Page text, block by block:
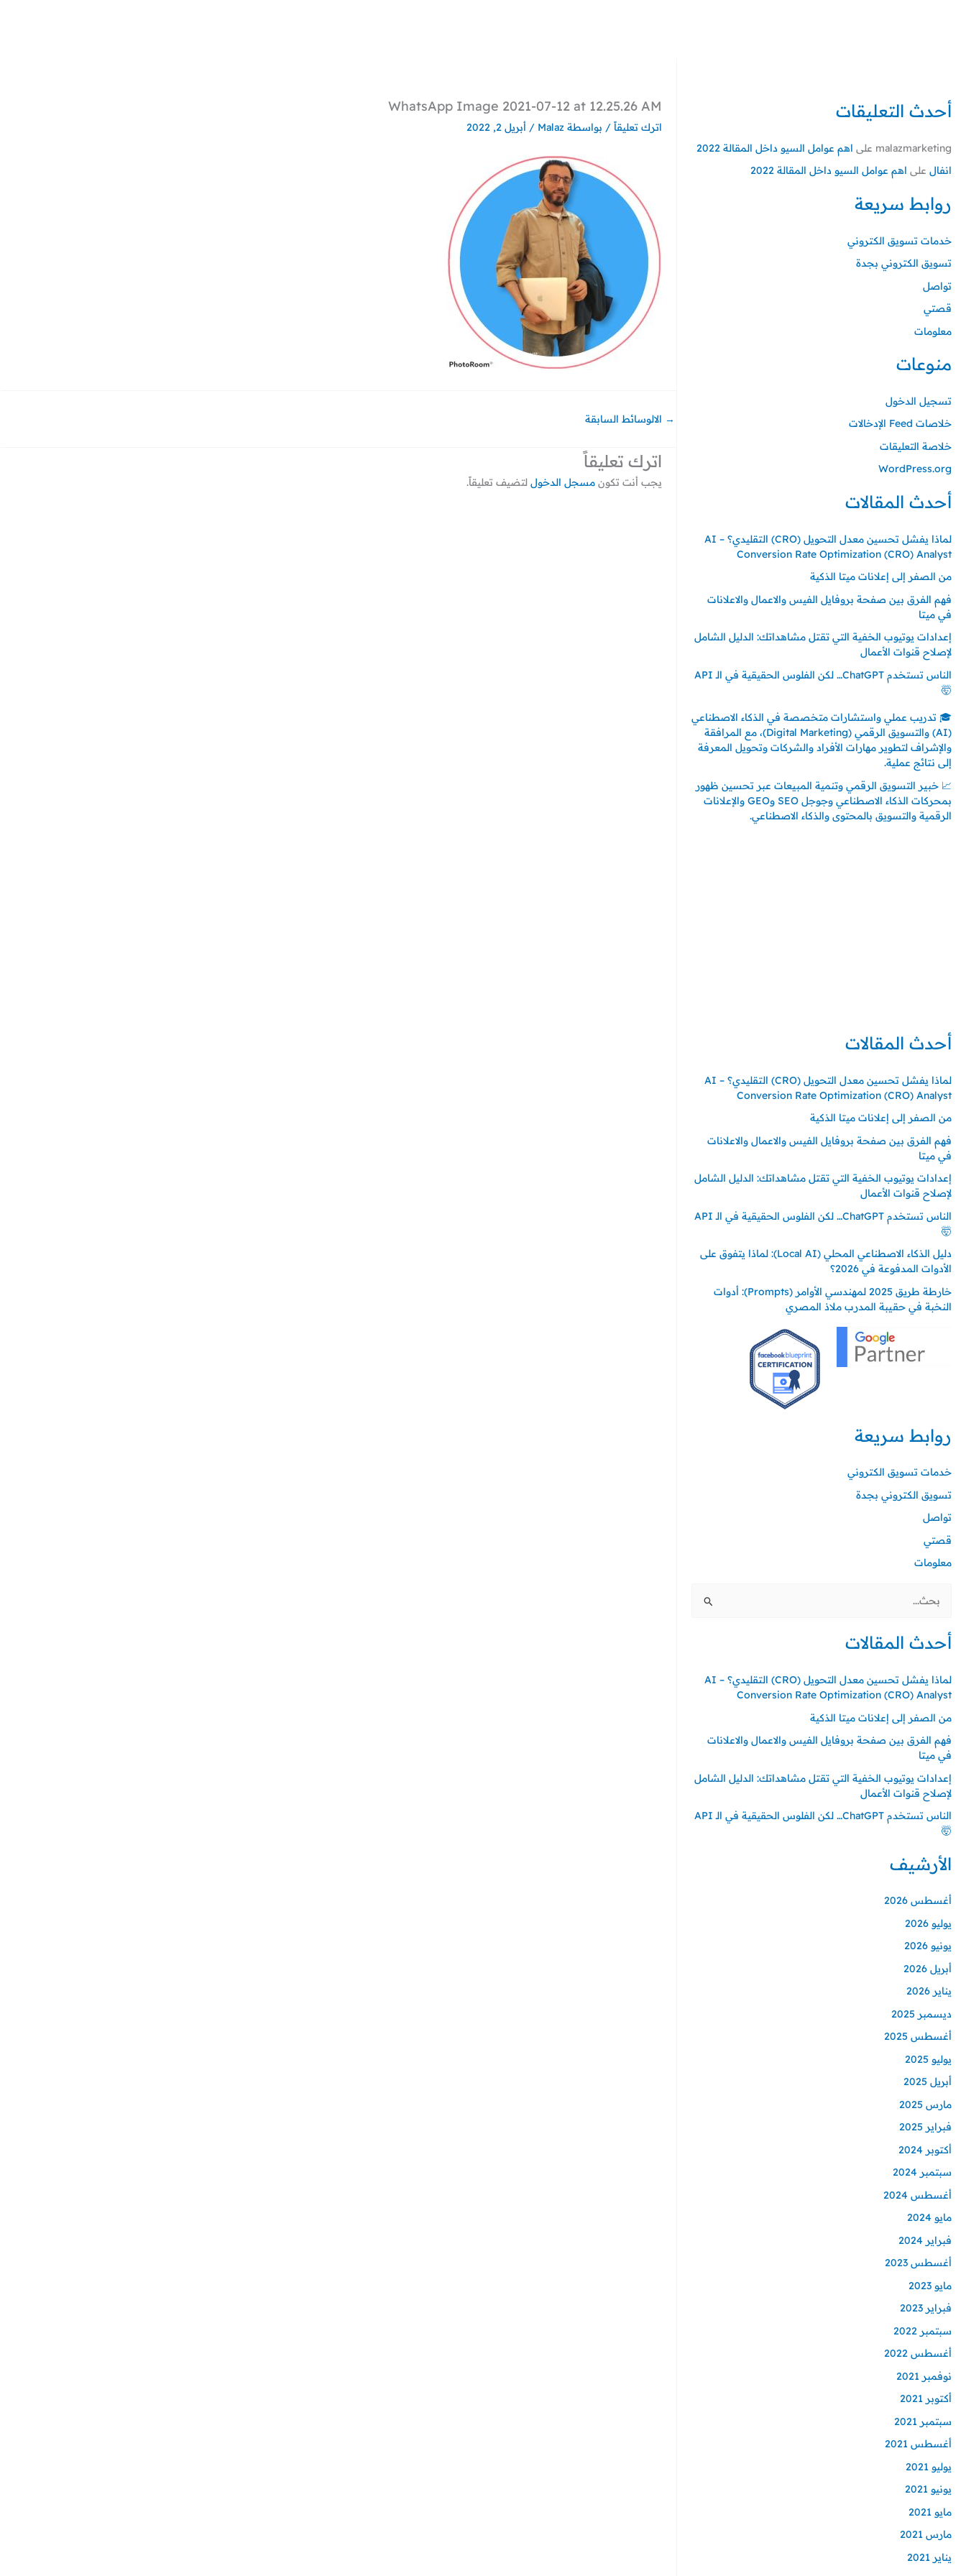
أحدث التعليقات
malazmarketing على اهم عوامل السيو داخل المقالة 2022
انفال على اهم عوامل السيو داخل المقالة 2022
روابط سريعة
خدمات تسويق الكتروني
تسويق الكتروني بجدة
تواصل
قصتي
معلومات
منوعات
تسجيل الدخول
خلاصات Feed الإدخالات
خلاصة التعليقات
WordPress.org
أحدث المقالات
لماذا يفشل تحسين معدل التحويل (CRO) التقليدي؟ – AI
Conversion Rate Optimization (CRO) Analyst
من الصفر إلى إعلانات ميتا الذكية
فهم الفرق بين صفحة بروفايل الفيس والاعمال والاعلانات
في ميتا
إعدادات يوتيوب الخفية التي تقتل مشاهداتك: الدليل الشامل
لإصلاح قنوات الأعمال
الناس تستخدم ChatGPT… لكن الفلوس الحقيقية في الـ API
🤯
🎓 تدريب عملي واستشارات متخصصة في الذكاء الاصطناعي
(AI) والتسويق الرقمي (Digital Marketing)، مع المرافقة
والإشراف لتطوير مهارات الأفراد والشركات وتحويل المعرفة
إلى نتائج عملية.
📈 خبير التسويق الرقمي وتنمية المبيعات عبر تحسين ظهور
بمحركات الذكاء الاصطناعي وجوجل SEO وGEO والإعلانات
الرقمية والتسويق بالمحتوى والذكاء الاصطناعي.
أحدث المقالات
لماذا يفشل تحسين معدل التحويل (CRO) التقليدي؟ – AI
Conversion Rate Optimization (CRO) Analyst
من الصفر إلى إعلانات ميتا الذكية
فهم الفرق بين صفحة بروفايل الفيس والاعمال والاعلانات
في ميتا
إعدادات يوتيوب الخفية التي تقتل مشاهداتك: الدليل الشامل
لإصلاح قنوات الأعمال
الناس تستخدم ChatGPT… لكن الفلوس الحقيقية في الـ API
🤯
دليل الذكاء الاصطناعي المحلي (Local AI): لماذا يتفوق على
الأدوات المدفوعة في 2026؟
خارطة طريق 2025 لمهندسي الأوامر (Prompts): أدوات
النخبة في حقيبة المدرب ملاذ المصري
روابط سريعة
خدمات تسويق الكتروني
تسويق الكتروني بجدة
تواصل
قصتي
معلومات
البحث
أحدث المقالات
لماذا يفشل تحسين معدل التحويل (CRO) التقليدي؟ – AI
Conversion Rate Optimization (CRO) Analyst
من الصفر إلى إعلانات ميتا الذكية
فهم الفرق بين صفحة بروفايل الفيس والاعمال والاعلانات
في ميتا
إعدادات يوتيوب الخفية التي تقتل مشاهداتك: الدليل الشامل
لإصلاح قنوات الأعمال
الناس تستخدم ChatGPT… لكن الفلوس الحقيقية في الـ API
🤯
الأرشيف
أغسطس 2026
يوليو 2026
يونيو 2026
أبريل 2026
يناير 2026
ديسمبر 2025
أغسطس 2025
يوليو 2025
أبريل 2025
مارس 2025
فبراير 2025
أكتوبر 2024
سبتمبر 2024
أغسطس 2024
مايو 2024
فبراير 2024
أغسطس 2023
مايو 2023
فبراير 2023
سبتمبر 2022
أغسطس 2022
نوفمبر 2021
أكتوبر 2021
سبتمبر 2021
أغسطس 2021
يوليو 2021
يونيو 2021
مايو 2021
مارس 2021
يناير 2021
WhatsApp Image 2021-07-12 at 12.25.26 AM
اترك تعليقاً / بواسطة Malaz
/أبريل 2, 2022
→ الالوسائط السابقة
اترك تعليقاً
يجب أنت تكونمسجل الدخول لتضيف تعليقاً.